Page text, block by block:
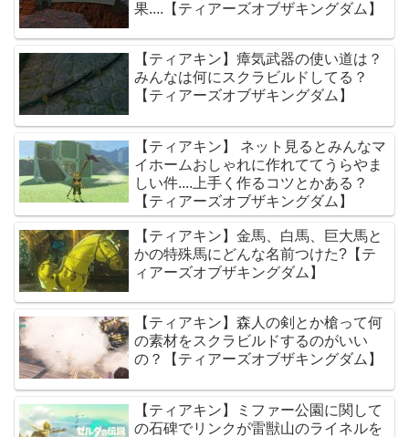
果....【ティアーズオブザキングダム】
【ティアキン】瘴気武器の使い道は？
みんなは何にスクラビルドしてる？
【ティアーズオブザキングダム】
【ティアキン】 ネット見るとみんなマ
イホームおしゃれに作れててうらやま
しい件....上手く作るコツとかある？
【ティアーズオブザキングダム】
【ティアキン】金馬、白馬、巨大馬と
かの特殊馬にどんな名前つけた?【テ
ィアーズオブザキングダム】
【ティアキン】森人の剣とか槍って何
の素材をスクラビルドするのがいい
の？【ティアーズオブザキングダム】
【ティアキン】ミファー公園に関して
の石碑でリンクが雷獣山のライネルを